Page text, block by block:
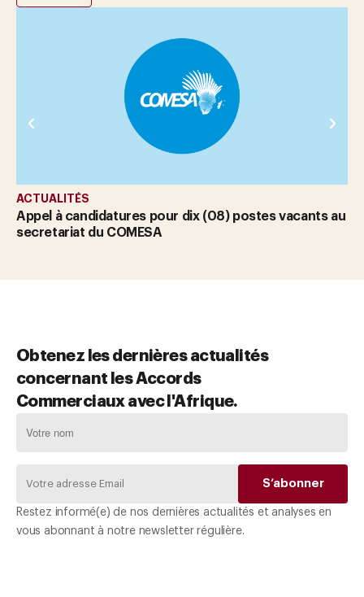
ACTUALITÉS
Appel à candidatures pour dix (08) postes vacants au
secretariat du COMESA
Obtenez les dernières actualités
concernant les Accords
Commerciaux avec l'Afrique.
Restez informé(e) de nos dernières actualités et analyses en
vous abonnant à notre newsletter régulière.